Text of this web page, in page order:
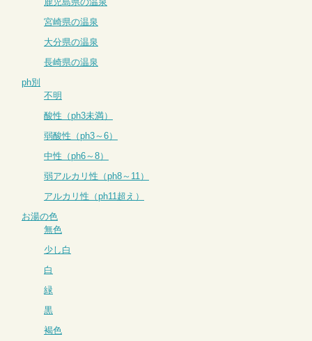
宮崎県の温泉
大分県の温泉
長崎県の温泉
ph別
不明
酸性（ph3未満）
弱酸性（ph3～6）
中性（ph6～8）
弱アルカリ性（ph8～11）
アルカリ性（ph11超え）
お湯の色
無色
少し白
白
緑
黒
褐色